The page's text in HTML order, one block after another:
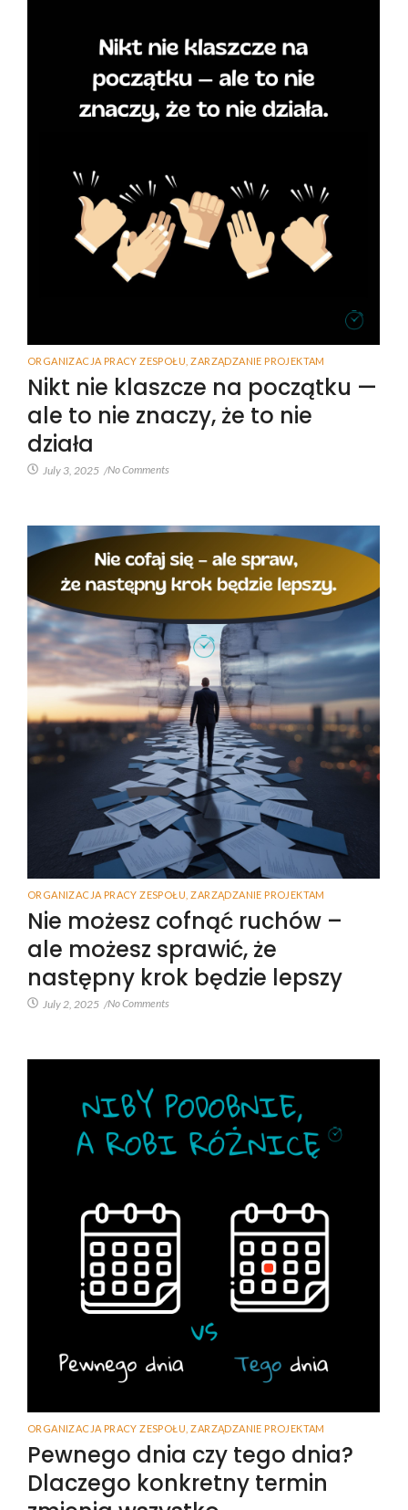
ORGANIZACJA PRACY ZESPOŁU ZARZĄDZANIE PROJEKTAM
Nikt nie klaszcze na początku —
ale to nie znaczy, że to nie
działa
July 3, 2025 /No Comments
ORGANIZACJA PRACY ZESPOŁU ZARZĄDZANIE PROJEKTAM
Nie możesz cofnąć ruchów –
ale możesz sprawić, że
następny krok będzie lepszy
July 2, 2025 /No Comments
ORGANIZACJA PRACY ZESPOŁU ZARZĄDZANIE PROJEKTAM
Pewnego dnia czy tego dnia?
Dlaczego konkretny termin